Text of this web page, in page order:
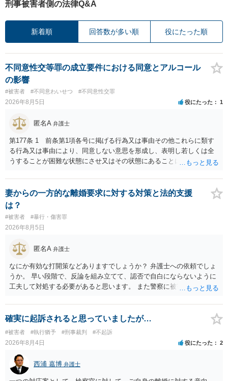
刑事被害者側の法律Q&A
新着順 回答数が多い順 役にたった順
不同意性交等罪の成立要件における同意とアルコール
の影響
#被害者 #不同意わいせつ #不同意性交罪
2026年8月5日 役にたった 1
匿名A 弁護士
第177条 1 前条第1項各号に掲げる行為又は事由その他これらに類す
る行為又は事由により、同意しない意思を形成し、表明し若しくは全
うすることが困難な状態にさせ又はその状態にあることに乗じて、性
く。）若しくは物を挿入する行為であってわいせつなもの（以下この
条及び第179条第2項において「性交等」という。）をした者は、婚姻
関係の有無にかかわらず、5年以上の有期拘禁刑に処する。 第176条 1
次に掲げる行為又は事由その他これらに類する行為又は事由により、
同意しない意思を形成し、表明し若しくは全うすることが困難な状態
にさせ又はその状態にあることに乗じて、わいせつな行為をした者
は、婚姻関係の有無にかかわらず、6月以上10年以下の拘禁刑に処す
る。 ③アルコール若しくは薬物を摂取させること又はそれらの影響が
あること。 以上の通りですから、アルコール摂取だけでなく、「同意
しない意思を形成し、表明し若しくは全うすることが困難な状態」で
あることが必要です。
妻からの一方的な離婚要求に対する対策と法的支援
は？
#被害者 #暴行・傷害罪
2026年8月5日
匿名A 弁護士
なにか有効な打開策などありますでしょうか？ 弁護士への依頼でしょ
うか。 早い段階で、反論を組み立てて、認否で自白にならないように
工夫して対処する必要があると思います。 また警察に被害届を出すと
告訴状を作って証拠をそろえて出すことでしょう。
確実に起訴されると思っていましたが…
#被害者 #執行猶予 #刑事裁判 #不起訴
2026年8月4日 役にたった 2
西浦 嘉博 弁護士